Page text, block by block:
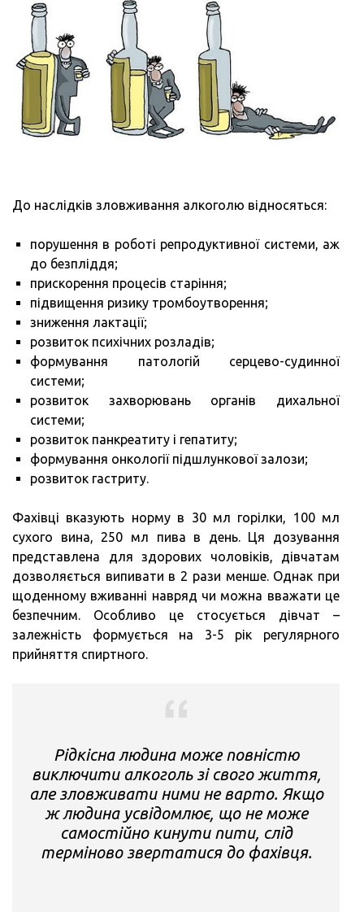
До наслідків зловживання алкоголю відносяться:
порушення в роботі репродуктивної системи, аж
до безпліддя;
прискорення процесів старіння;
підвищення ризику тромбоутворення;
зниження лактації;
розвиток психічних розладів;
формування патологій серцево-судинної
системи;
розвиток захворювань органів дихальної
системи;
розвиток панкреатиту і гепатиту;
формування онкології підшлункової залози;
розвиток гастриту.
Фахівці вказують норму в 30 мл горілки, 100 мл
сухого вина, 250 мл пива в день. Ця дозування
представлена для здорових чоловіків, дівчатам
дозволяється випивати в 2 рази менше. Однак при
щоденному вживанні навряд чи можна вважати це
безпечним. Особливо це стосується дівчат –
залежність формується на 3-5 рік регулярного
прийняття спиртного.
Рідкісна людина може повністю
виключити алкоголь зі свого життя,
але зловживати ними не варто. Якщо
ж людина усвідомлює, що не може
самостійно кинути пити, слід
терміново звертатися до фахівця.